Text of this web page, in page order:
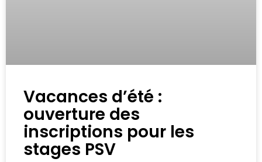
Vacances d’été :
ouverture des
inscriptions pour les
stages PSV